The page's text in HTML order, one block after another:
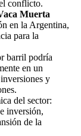
conflicto.
Muerta
en la Argentina,
para la
barril podría
en un
y
del sector:
inversión,
de la